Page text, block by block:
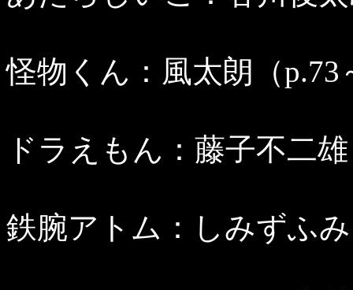
怪物くん：風太朗（p.73
ドラえもん：藤子不二
鉄腕アトム：しみずふ